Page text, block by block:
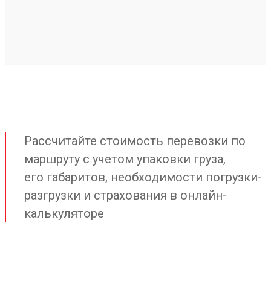
Рассчитайте стоимость перевозки по
маршруту с учетом упаковки груза,
его габаритов, необходимости погрузки-
разгрузки и страхования в онлайн-
калькуляторе